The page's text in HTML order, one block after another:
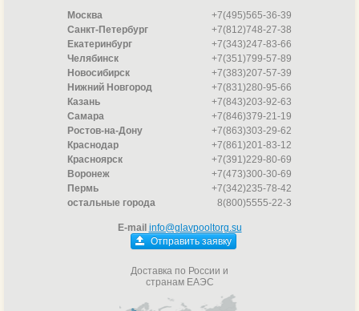
Москва
+7(495)565-36-39
Санкт-Петербург
+7(812)748-27-38
Екатеринбург
+7(343)247-83-66
Челябинск
+7(351)799-57-89
Новосибирск
+7(383)207-57-39
Нижний Новгород
+7(831)280-95-66
Казань
+7(843)203-92-63
Самара
+7(846)379-21-19
Ростов-на-Дону
+7(863)303-29-62
Краснодар
+7(861)201-83-12
Красноярск
+7(391)229-80-69
Воронеж
+7(473)300-30-69
Пермь
+7(342)235-78-42
остальные города
8(800)5555-22-3
E-mail info@glavpooltorg.su
Отправить заявку
Доставка по России и
странам ЕАЭС